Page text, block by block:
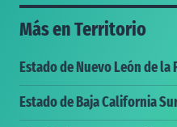
Más enTerritorio
Estado de Nuevo León de la
Estado de Baja California